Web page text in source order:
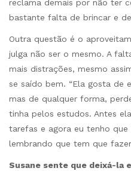
reclama demais por não ter
bastante falta de brincar e
Outra questão é o
julga não ser o mesmo. A
mais distrações, mesmo
se saído bem. “Ela gosta de
mas de qualquer forma,
tinha pelos estudos. Antes
tarefas e agora eu tenho
lembrando que tem que
Susane sente que deixá-la